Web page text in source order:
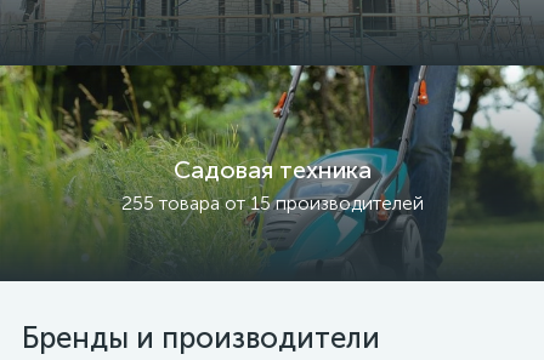
Садовая техника
255 товара от 15 производителей
Бренды и производители